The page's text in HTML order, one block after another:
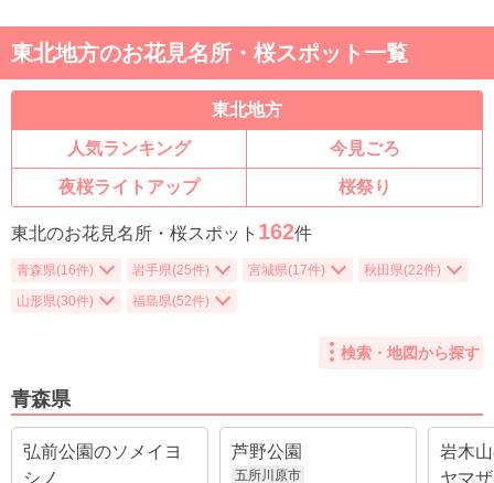
東北地方のお花見名所・桜スポット一覧
東北地方
人気ランキング 今見ごろ
夜桜ライトアップ 桜祭り
東北のお花見名所・桜スポット 162件
青森県(16件) 岩手県(25件) 宮城県(17件)
秋田県(22件)
山形県(30件)
福島県(52件)
検索・地図から探す
青森県
弘前公園のソメイヨ
シノ
芦野公園
五所川原市
岩木
ヤマ